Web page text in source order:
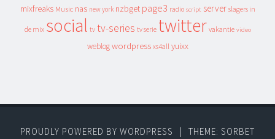
mixfreaks Music nas new york nzbget page3 radio script server slagers in
de mix social tv tv-series tv serie twitter vakantie video
weblog wordpress xs4all yuixx
PROUDLY POWERED BY WORDPRESS THEME: SORBET